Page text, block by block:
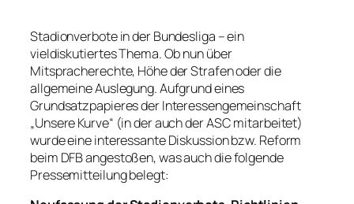
Stadionverbote in der Bundesliga – ein
vieldiskutiertes Thema. Ob nun über
Mitspracherechte, Höhe der Strafen oder die
allgemeine Auslegung. Aufgrund eines
Grundsatzpapieres der Interessengemeinschaft
„Unsere Kurve“ (in der auch der ASC mitarbeitet)
wurde eine interessante Diskussion bzw. Reform
beim DFB angestoßen, was auch die folgende
Pressemitteilung belegt: